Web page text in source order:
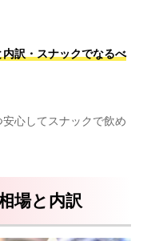
訳・スナックでなるべ
心してスナックで飲め
場と内訳